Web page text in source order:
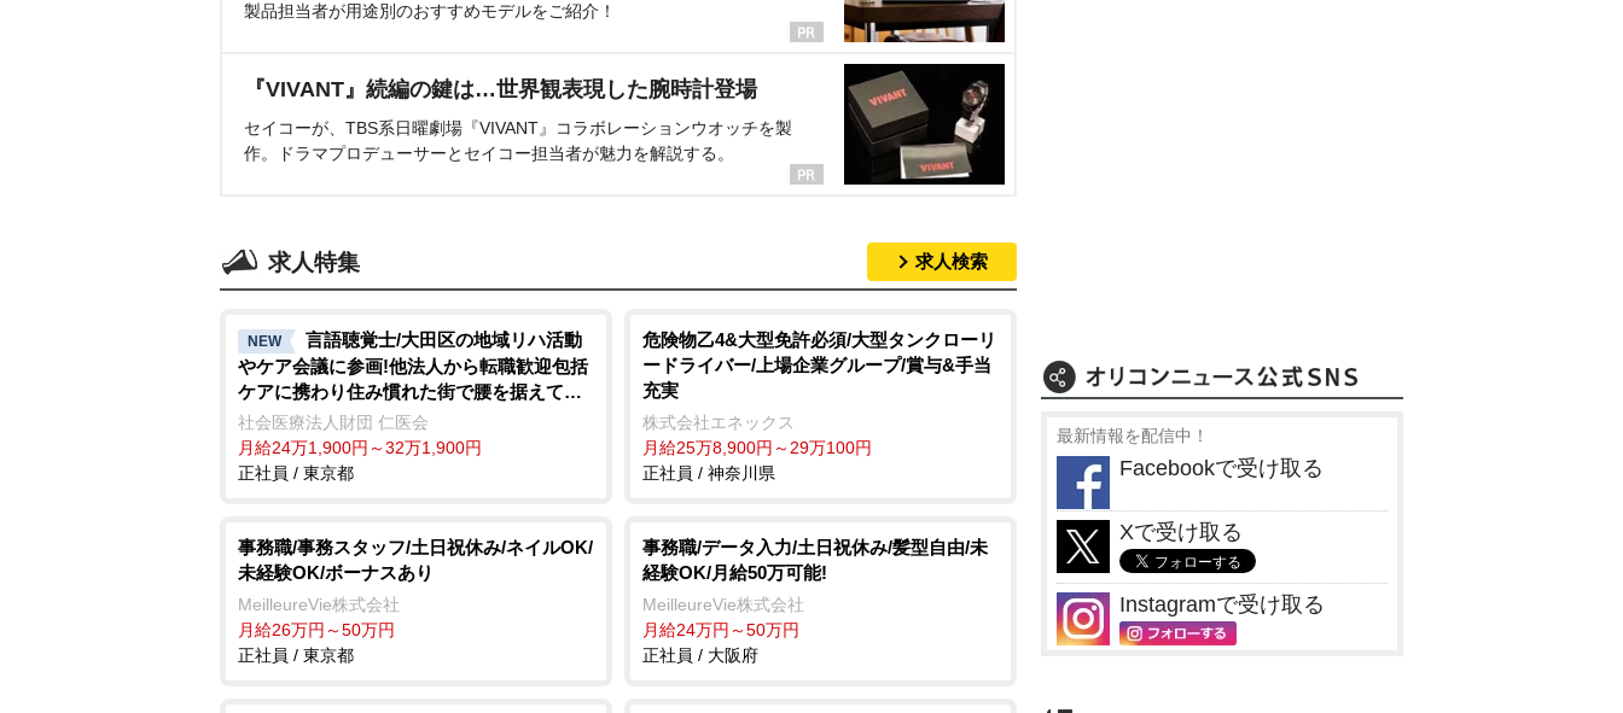
製品担当者が用途別のおすすめモデルをご紹介！
『VIVANT』続編の鍵は…世界観表現した腕時計登場
セイコーが、TBS系日曜劇場『VIVANT』コラボレーションウオッチを製
作。ドラマプロデューサーとセイコー担当者が魅力を解説する。
求人特集 求人検索
NEW
言語聴覚士/大田区の地域リハ活動
ケア会議に参画!他法人から転職歓迎包括
ケアに携わり住み慣れた街で腰を据えて働
く
社会医療法人財団 仁医会
月給24万1,900円～32万1,900円
正社員 / 東京都
危険物乙4&大型免許必須/大型タンクローリ
ードライバー/上場企業グループ/賞与&手当
充実
株式会社エネックス
月給25万8,900円～29万100円
正社員 / 神奈川県
事務職/事務スタッフ/土日祝休み/ネイルOK/
未経験OK/ボーナスあり
MeilleureVie株式会社
月給26万円～50万円
正社員 / 東京都
事務職/データ入力/土日祝休み/髪型自由/未
経験OK/月給50万可能!
MeilleureVie株式会社
月給24万円～50万円
正社員 / 大阪府
最新情報を配信中！
Facebookで受け取る
Xで受け取る
Instagramで受け取る